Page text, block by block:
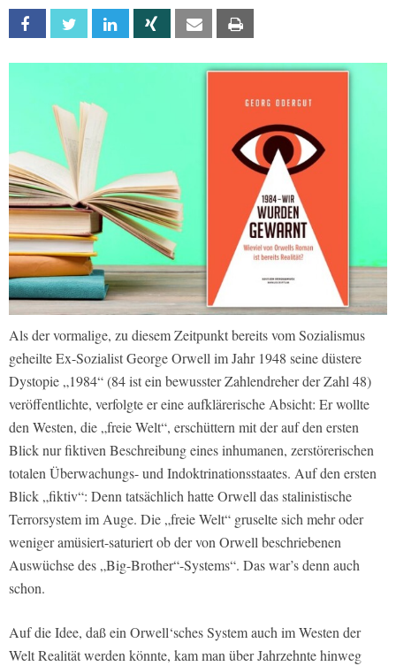
Facebook Twitter Linkedin Xing Email
Als der vormalige, zu diesem Zeitpunkt bereits vom Sozialismus
geheilte Ex-Sozialist George Orwell im Jahr 1948 seine düstere
Dystopie „1984“ (84 ist ein bewusster Zahlendreher der Zahl 48)
veröffentlichte, verfolgte er eine aufklärerische Absicht: Er wollte
den Westen, die „freie Welt“, erschüttern mit der auf den ersten
Blick nur fiktiven Beschreibung eines inhumanen, zerstörerischen
totalen Überwachungs- und Indoktrinationsstaates. Auf den ersten
Blick „fiktiv“: Denn tatsächlich hatte Orwell das stalinistische
Terrorsystem im Auge. Die „freie Welt“ gruselte sich mehr oder
weniger amüsiert-saturiert ob der von Orwell beschriebenen
Auswüchse des „Big-Brother“-Systems“. Das war’s denn auch
schon.
Auf die Idee, daß ein Orwell‘sches System auch im Westen der
Welt Realität werden könnte, kam man über Jahrzehnte hinweg